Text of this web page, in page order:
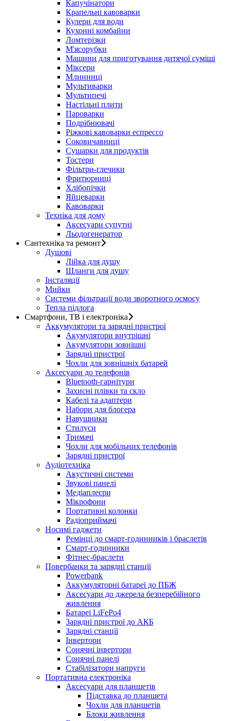
Капучінатори
Крапельні кавоварки
Кулери для води
Кухонні комбайни
Ломтерізки
М'ясорубки
Машини для приготування дитячої суміші
Міксери
Млинниці
Мультиварки
Мультипечі
Настільні плити
Пароварки
Подрібнювачі
Ріжкові кавоварки еспрессо
Соковичавниці
Сушарки для продуктів
Тостери
Фільтри-глечики
Фритюрниці
Хлібопічки
Яйцеварки
Кавоварки
Техніка для дому
Аксесуари супутні
Льодогенератор
Сантехніка та ремонт
Душові
Лійка для душу
Шланги для душу
Інсталяції
Мийки
Системи фільтрації води зворотного осмосу
Тепла підлога
Смартфони, ТВ і електроніка
Аккумулятори та зарядні пристрої
Акумулятори внутрішні
Акумулятори зовнішні
Зарядні пристрої
Чохли для зовнішніх батарей
Аксесуари до телефонів
Bluetooth-гарнітури
Захисні плівки та скло
Кабелі та адаптери
Набори для блогера
Навушники
Стилуси
Тримачі
Чохли для мобільних телефонів
Зарядні пристрої
Аудіотехніка
Акустичні системи
Звукові панелі
Медіаплеєри
Мікрофони
Портативні колонки
Радіоприймачі
Носимі гаджети
Ремінці до смарт-годинників і браслетів
Смарт-годинники
Фітнес-браслети
Повербанки та зарядні станції
Powerbank
Аккумуляторні батареї до ПБЖ
Аксесуари до джерела безперебійного
живлення
Батареї LiFePo4
Зарядні пристрої до АКБ
Зарядні станції
Інвертори
Сонячні інвертори
Сонячні панелі
Стабілізатори напруги
Портативна електроніка
Аксесуари для планшетів
Підставка до планшета
Чохли для планшетів
Блоки живлення